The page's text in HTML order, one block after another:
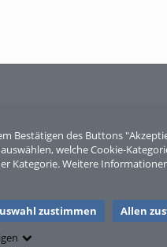
Bestätigen des Buttons
welche Cookie-
Kategorie. Weitere
zustimmen
Allen